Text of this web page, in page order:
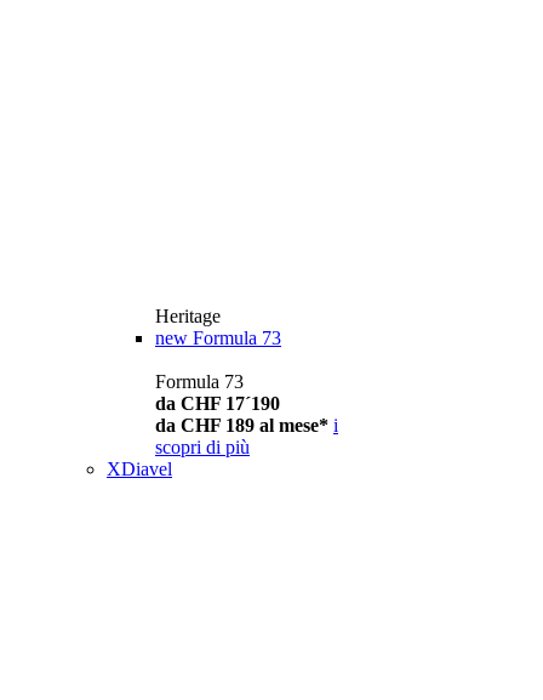
Heritage
new Formula 73
Formula 73
da CHF 17´190
da CHF 189 al mese* i
scopri di più
XDiavel